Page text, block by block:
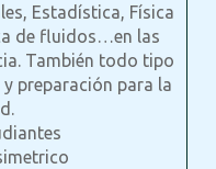
Estadística, Física
de fluidos…en las
También todo tipo
preparación para la